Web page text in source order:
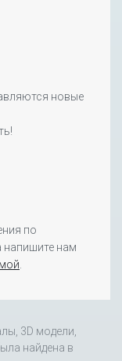
новые
по
нам
3D модели,
найдена в